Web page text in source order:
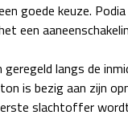
goede keuze.
een
langs de
is bezig aan zijn
slachtoffer